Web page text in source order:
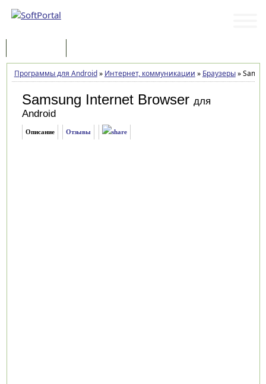
Программы для Android» Интернет, коммуникации » Браузеры»
Samsung Internet Browser для
Android
Описание Отзывы